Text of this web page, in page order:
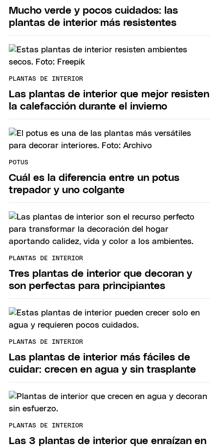
Mucho verde y pocos cuidados: las
plantas de interior más resistentes
PLANTAS DE INTERIOR
Las plantas de interior que mejor resisten
la calefacción durante el invierno
POTUS
Cuál es la diferencia entre un potus
trepador y uno colgante
PLANTAS DE INTERIOR
Tres plantas de interior que decoran y
son perfectas para principiantes
PLANTAS DE INTERIOR
Las plantas de interior más fáciles de
cuidar: crecen en agua y sin trasplante
PLANTAS DE INTERIOR
Las 3 plantas de interior que enraízan en